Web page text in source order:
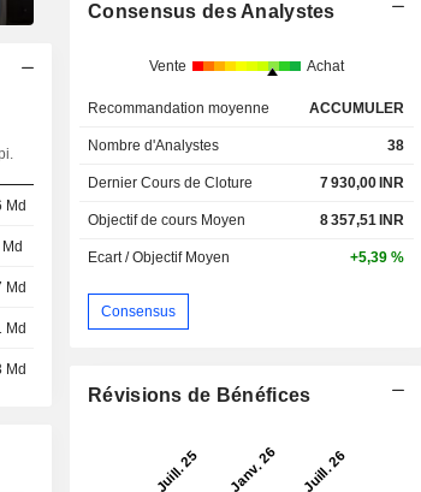
Md
Md
Md
Md
Consensus des Analystes
Vente Achat
Recommandation moyenne ACCUMULER
Nombre d'Analystes 38
Dernier Cours de Cloture 7 930,00 INR
Objectif de cours Moyen 8 357,51 INR
Ecart / Objectif Moyen +5,39 %
Consensus
Révisions de Bénéfices